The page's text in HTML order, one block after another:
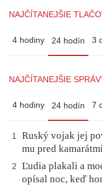
NAJČÍTANEJŠIE
4 hodiny 24 hodín 3
NAJČÍTANEJŠIE
4 hodiny 24 hodín 7
1
Ruský vojak jej
mu pred
2
Ľudia plakali a
opísal noc, keď